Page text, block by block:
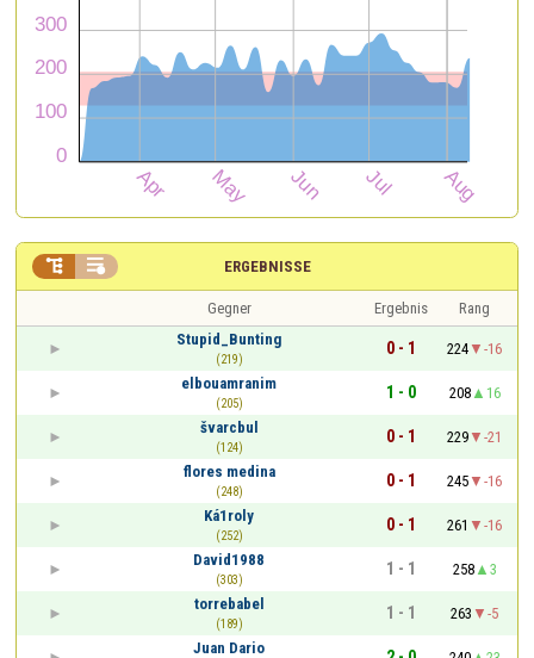
ERGEBNISSE
 
Gegner Ergebnis
Rang
Stupid_Bunting
(219)
0 - 1 224
-16
elbouamranim
(205)
1 - 0 208
16
švarcbul
(124)
0 - 1 229
-21
flores medina
(248)
0 - 1 245
-16
Ká1roly
(252)
0 - 1 261
-16
David1988
(303)
1 - 1 258
3
torrebabel
(189)
1 - 1 263
-5
Juan Dario